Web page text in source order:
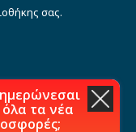
σας.
τα νέα